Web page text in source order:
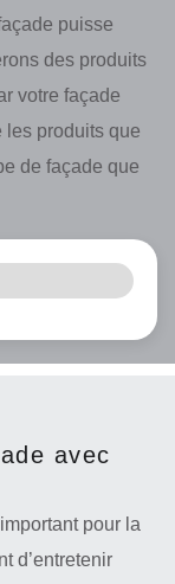
puisse
des produits
votre façade
les produits que
de façade que
avec
pour la
d’entretenir